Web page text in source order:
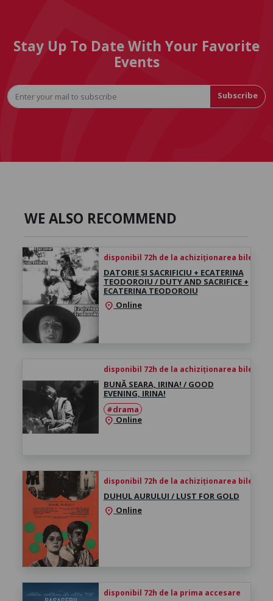
Stay Up To Date With Your Favorite
Events
Subscribe
WE ALSO RECOMMEND
disponibil 72h de la achiziționarea biletului
DATORIE ȘI SACRIFICIU + ECATERINA
TEODOROIU / DUTY AND SACRIFICE +
ECATERINA TEODOROIU
location_on Online
disponibil 72h de la achiziționarea biletului
BUNĂ SEARA, IRINA! / GOOD
EVENING, IRINA!
#drama
location_on Online
disponibil 72h de la achiziționarea biletului
DUHUL AURULUI / LUST FOR GOLD
location_on Online
disponibil 72h de la prima accesare